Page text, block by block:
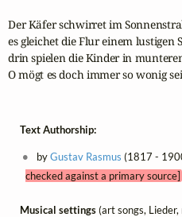
Der Käfer schwirret im
es gleichet die Flur einem lustigen
drin spielen die Kinder in
O mögt es doch immer so wonig
Text Authorship:
byGustav Rasmus (1817 -
checked against a primary source]
Musical settings(art songs, Lieder,